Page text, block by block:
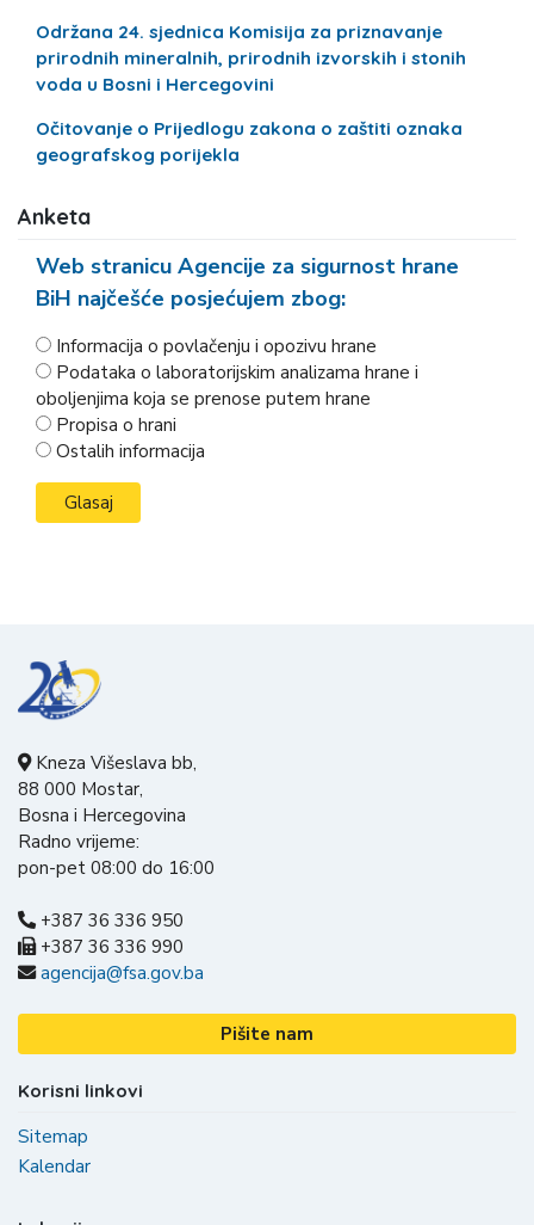
Održana 24. sjednica Komisija za priznavanje
prirodnih mineralnih, prirodnih izvorskih i stonih
voda u Bosni i Hercegovini
Očitovanje o Prijedlogu zakona o zaštiti oznaka
geografskog porijekla
Anketa
Web stranicu Agencije za sigurnost hrane
BiH najčešće posjećujem zbog:
Informacija o povlačenju i opozivu hrane
Podataka o laboratorijskim analizama hrane i
oboljenjima koja se prenose putem hrane
Propisa o hrani
Ostalih informacija
Kneza Višeslava bb,
88 000 Mostar,
Bosna i Hercegovina
Radno vrijeme:
pon-pet 08:00 do 16:00
+387 36 336 950
+387 36 336 990
agencija@fsa.gov.ba
Pišite nam
Korisni linkovi
Sitemap
Kalendar